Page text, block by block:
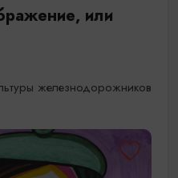
или
железнодорожников